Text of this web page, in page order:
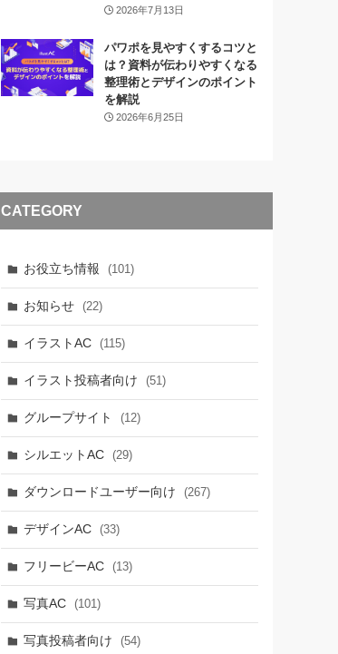
2026年7月13日
パワポを見やすくするコツと
は？資料が伝わりやすくなる
整理術とデザインのポイント
を解説
2026年6月25日
CATEGORY
お役立ち情報 (101)
お知らせ (22)
イラストAC (115)
イラスト投稿者向け (51)
グループサイト (12)
シルエットAC (29)
ダウンロードユーザー向け (267)
デザインAC (33)
フリービーAC (13)
写真AC (101)
写真投稿者向け (54)